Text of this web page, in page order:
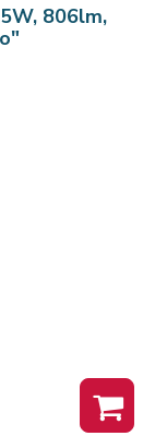
806lm,